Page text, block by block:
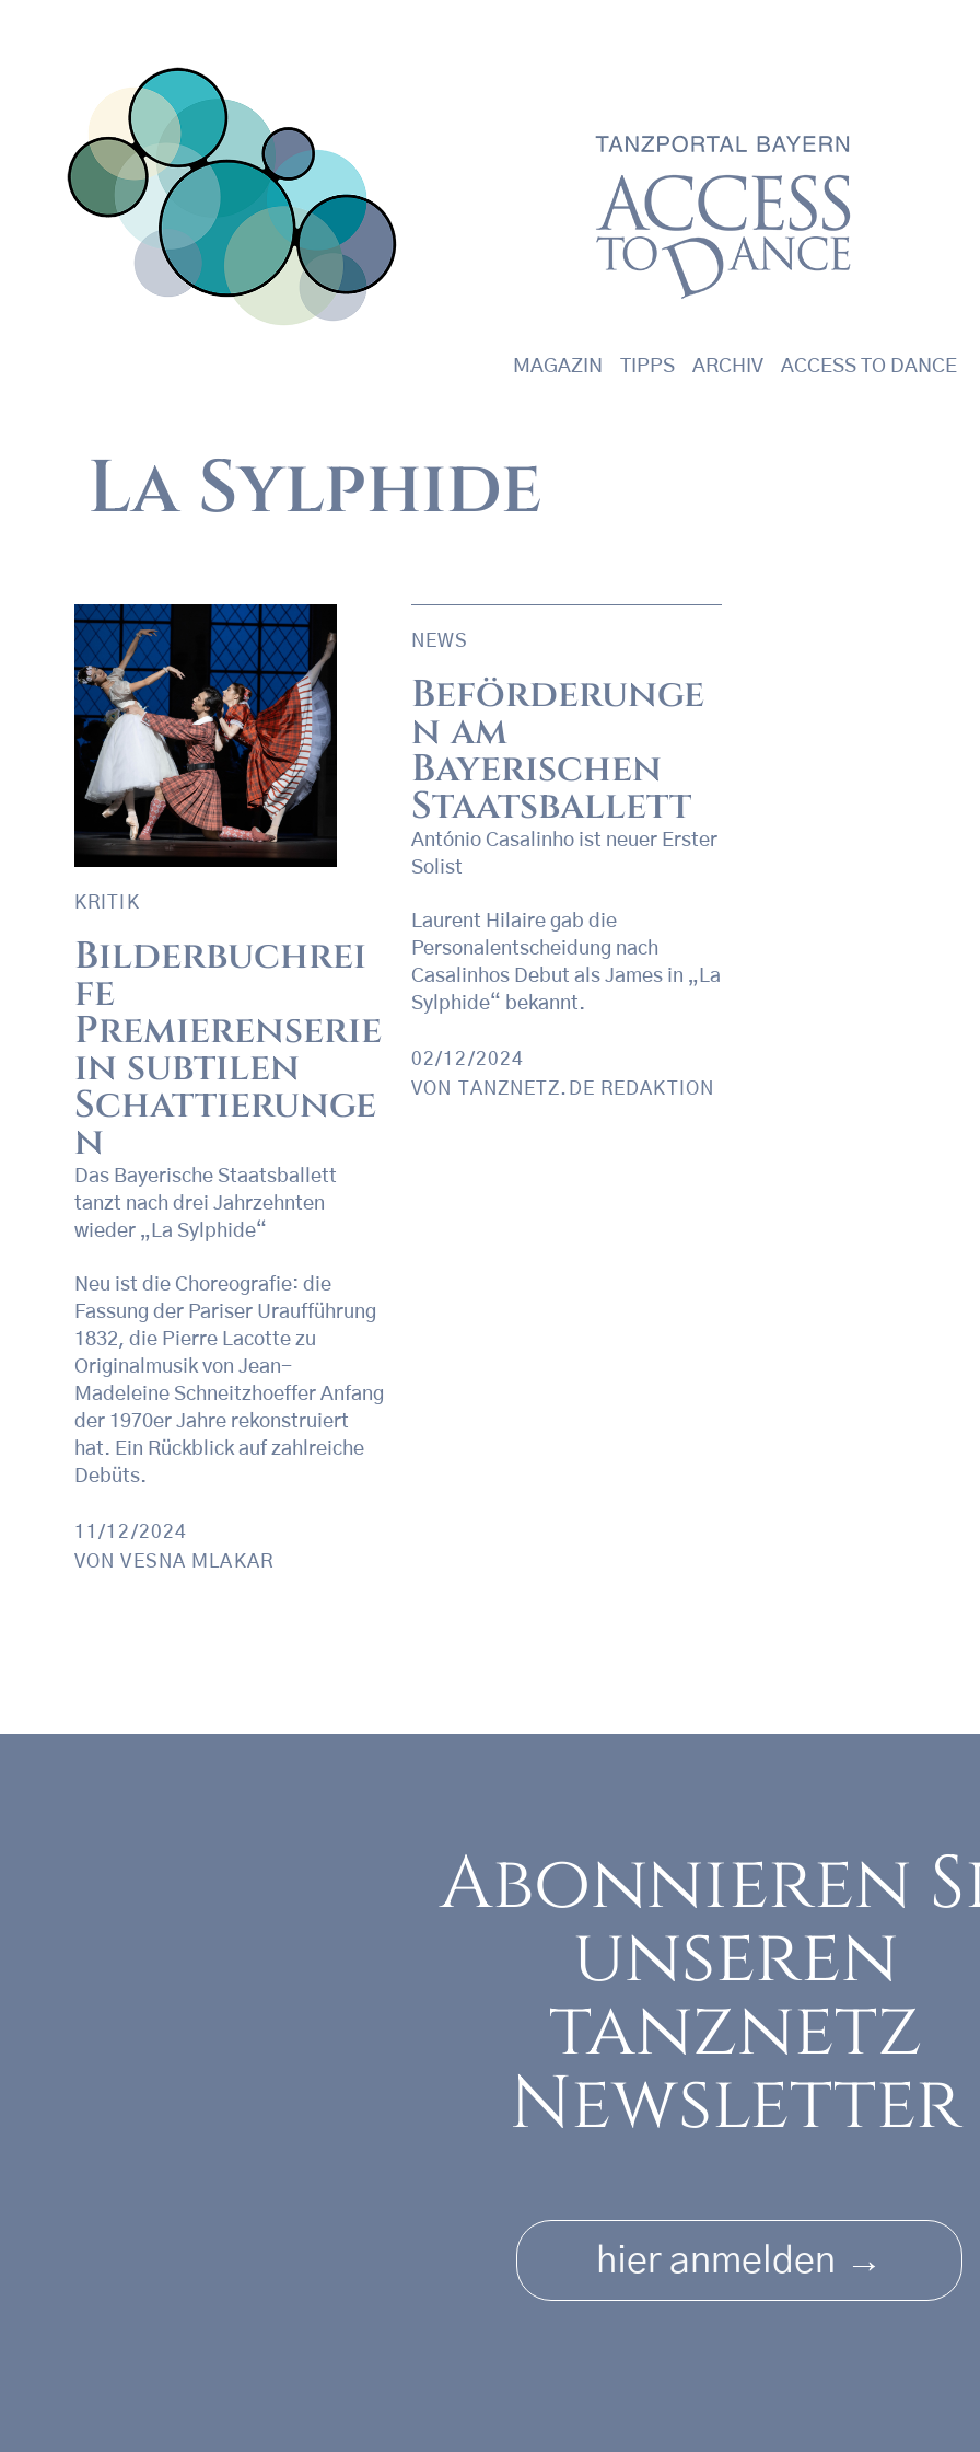
Main navigation
MAGAZIN TIPPS ARCHIV ACCESS TO DANCE
La Sylphide
KRITIK
Bilderbuchrei
fe
Premierenserie
in subtilen
Schattierunge
n
Das Bayerische Staatsballett
tanzt nach drei Jahrzehnten
wieder „La Sylphide“
Neu ist die Choreografie: die
Fassung der Pariser Uraufführung
1832, die Pierre Lacotte zu
Originalmusik von Jean-
Madeleine Schneitzhoeffer Anfang
der 1970er Jahre rekonstruiert
hat. Ein Rückblick auf zahlreiche
Debüts.
11/12/2024
VONVESNA MLAKAR
NEWS
Beförderunge
n am
Bayerischen
Staatsballett
António Casalinho ist neuer Erster
Solist
Laurent Hilaire gab die
Personalentscheidung nach
Casalinhos Debut als James in „La
Sylphide“ bekannt.
02/12/2024
VON
TANZNETZ.DE REDAKTION
Abonnieren
unseren
tanznetz
Newsletter
hier anmelden →